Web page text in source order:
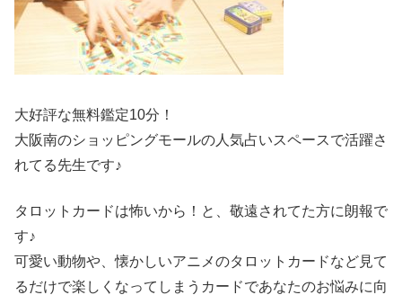
大好評な無料鑑定10分！
大阪南のショッピングモールの人気占いスペースで活躍さ
れてる先生です♪
タロットカードは怖いから！と、敬遠されてた方に朗報で
す♪
可愛い動物や、懐かしいアニメのタロットカードなど見て
るだけで楽しくなってしまうカードであなたのお悩みに向